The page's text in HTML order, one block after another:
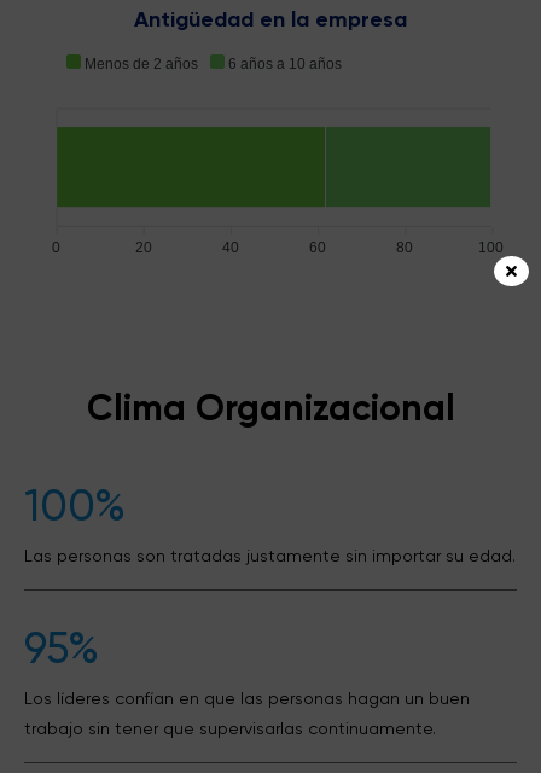
Antigüedad en la empresa
Menos de 2 años 6 años a 10 años
100
80
60
40
20
0
Clima Organizacional
100%
Las personas son tratadas justamente sin importar su edad.
95%
Los líderes confían en que las personas hagan un buen
trabajo sin tener que supervisarlas continuamente.